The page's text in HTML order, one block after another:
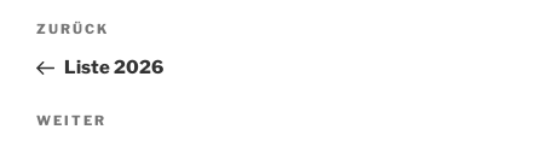
Beitragsnavigation
Vorheriger
Beitrag
ZURÜCK
Liste 2026
Nächster
WEITER